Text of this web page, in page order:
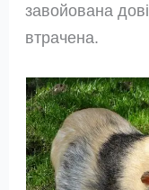
завойована
втрачена.